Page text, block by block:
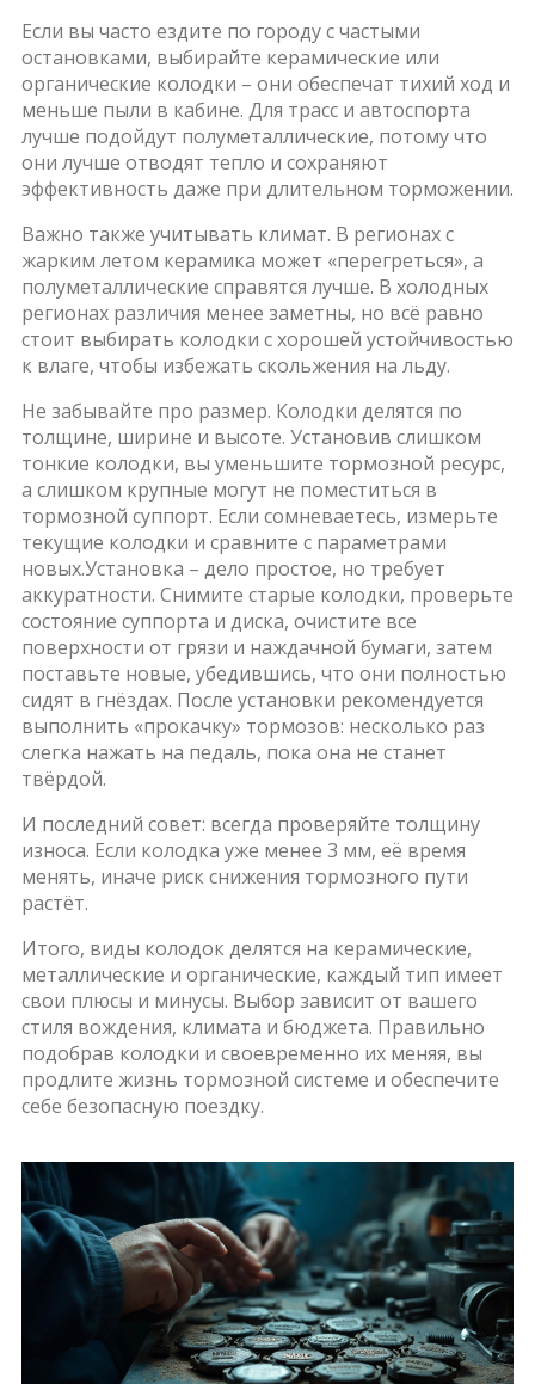
Если вы часто ездите по городу с частыми
остановками, выбирайте керамические или
органические колодки – они обеспечат тихий ход и
меньше пыли в кабине. Для трасс и автоспорта
лучше подойдут полуметаллические, потому что
они лучше отводят тепло и сохраняют
эффективность даже при длительном торможении.
Важно также учитывать климат. В регионах с
жарким летом керамика может «перегреться», а
полуметаллические справятся лучше. В холодных
регионах различия менее заметны, но всё равно
стоит выбирать колодки с хорошей устойчивостью
к влаге, чтобы избежать скольжения на льду.
Не забывайте про размер. Колодки делятся по
толщине, ширине и высоте. Установив слишком
тонкие колодки, вы уменьшите тормозной ресурс,
а слишком крупные могут не поместиться в
тормозной суппорт. Если сомневаетесь, измерьте
текущие колодки и сравните с параметрами
новых.Установка – дело простое, но требует
аккуратности. Снимите старые колодки, проверьте
состояние суппорта и диска, очистите все
поверхности от грязи и наждачной бумаги, затем
поставьте новые, убедившись, что они полностью
сидят в гнёздах. После установки рекомендуется
выполнить «прокачку» тормозов: несколько раз
слегка нажать на педаль, пока она не станет
твёрдой.
И последний совет: всегда проверяйте толщину
износа. Если колодка уже менее 3 мм, её время
менять, иначе риск снижения тормозного пути
растёт.
Итого, виды колодок делятся на керамические,
металлические и органические, каждый тип имеет
свои плюсы и минусы. Выбор зависит от вашего
стиля вождения, климата и бюджета. Правильно
подобрав колодки и своевременно их меняя, вы
продлите жизнь тормозной системе и обеспечите
себе безопасную поездку.